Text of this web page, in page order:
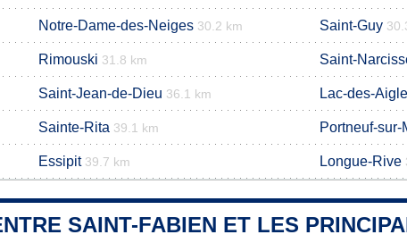
Notre-Dame-des-Neiges 30.2 km Saint-Guy
Rimouski 31.8 km Saint-
Saint-Jean-de-Dieu 36.1 km Lac-des-
Sainte-Rita 39.1 km Portneuf-sur-
Essipit 39.7 km Longue-Rive
SAINT-FABIEN ET LES